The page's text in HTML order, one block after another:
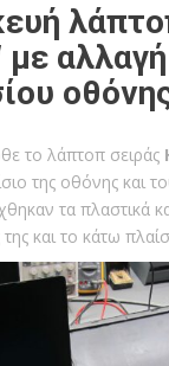
με
το λάπτοπ σειράς
της οθόνης και
τα πλαστικά
και το κάτω